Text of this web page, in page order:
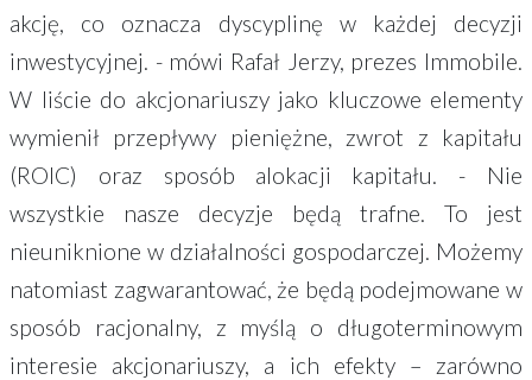
akcję, co oznacza dyscyplinę w każdej decyzji
inwestycyjnej. - mówi Rafał Jerzy, prezes Immobile.
W liście do akcjonariuszy jako kluczowe elementy
wymienił przepływy pieniężne, zwrot z kapitału
(ROIC) oraz sposób alokacji kapitału. - Nie
wszystkie nasze decyzje będą trafne. To jest
nieuniknione w działalności gospodarczej. Możemy
natomiast zagwarantować, że będą podejmowane w
sposób racjonalny, z myślą o długoterminowym
interesie akcjonariuszy, a ich efekty – zarówno